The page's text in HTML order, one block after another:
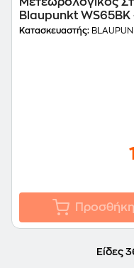
Blaupunkt WS65BK
Μαύρο
Κατασκευαστής:
Προσθήκη
Είδες